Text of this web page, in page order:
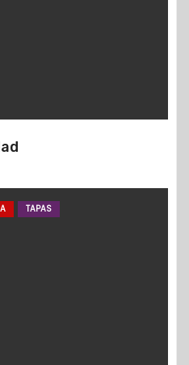
TAPAS